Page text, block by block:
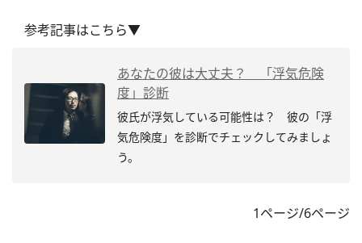
参考記事はこちら▼
あなたの彼は大丈夫？ 「浮気危険
度」診断
彼氏が浮気している可能性は？ 彼の「浮
気危険度」を診断でチェックしてみましょ
う。
1ページ/6ページ